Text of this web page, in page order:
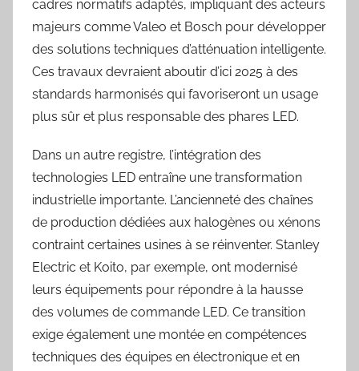
cadres normatifs adaptés, impliquant des acteurs
majeurs comme Valeo et Bosch pour développer
des solutions techniques d’atténuation intelligente.
Ces travaux devraient aboutir d’ici 2025 à des
standards harmonisés qui favoriseront un usage
plus sûr et plus responsable des phares LED.
Dans un autre registre, l’intégration des
technologies LED entraîne une transformation
industrielle importante. L’ancienneté des chaînes
de production dédiées aux halogènes ou xénons
contraint certaines usines à se réinventer. Stanley
Electric et Koito, par exemple, ont modernisé
leurs équipements pour répondre à la hausse
des volumes de commande LED. Ce transition
exige également une montée en compétences
techniques des équipes en électronique et en